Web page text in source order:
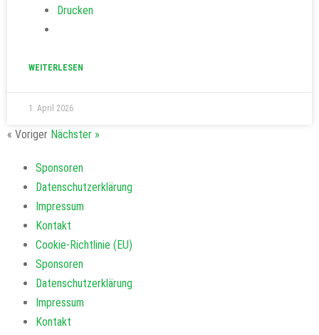
Drucken
WEITERLESEN
1. April 2026
« Voriger Nächster »
Sponsoren
Datenschutzerklärung
Impressum
Kontakt
Cookie-Richtlinie (EU)
Sponsoren
Datenschutzerklärung
Impressum
Kontakt